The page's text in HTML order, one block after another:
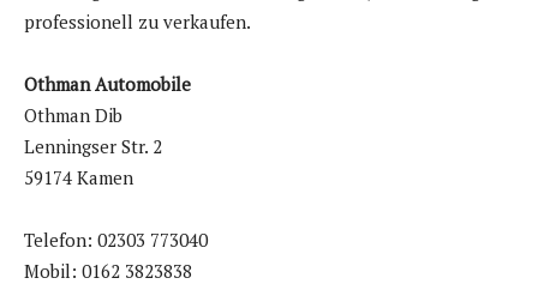
professionell zu verkaufen.
Othman Automobile
Othman Dib
Lenningser Str. 2
59174 Kamen
Telefon: 02303 773040
Mobil: 0162 3823838